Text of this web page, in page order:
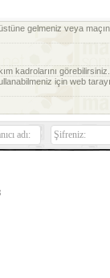
gelmeniz veya
kadrolarını görebilirsiniz.
için web